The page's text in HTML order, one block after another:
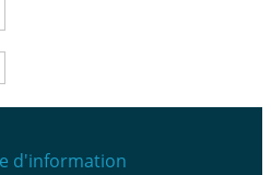
d'information